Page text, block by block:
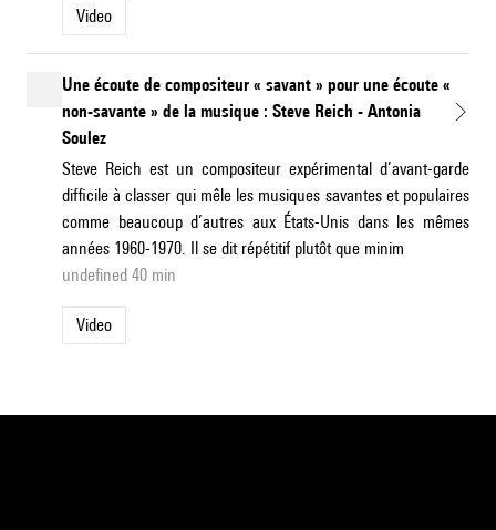
Video
Une écoute de compositeur « savant » pour une écoute «
non-savante » de la musique : Steve Reich - Antonia
Soulez
Steve Reich est un compositeur expérimental d’avant-garde
difficile à classer qui mêle les musiques savantes et populaires
comme beaucoup d’autres aux États-Unis dans les mêmes
années 1960-1970. Il se dit répétitif plutôt que minim
undefined 40 min
Video